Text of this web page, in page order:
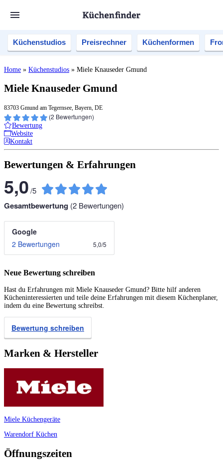
Küchenstudios Preisrechner Küchenformen
Home » Küchenstudios » Miele Knauseder Gmund
Miele Knauseder Gmund
83703 Gmund am Tegernsee, Bayern, DE
(2 Bewertungen)
Bewertung
Website
Kontakt
Bewertungen & Erfahrungen
5,0/5
Gesamtbewertung (2 Bewertungen)
Google
2 Bewertungen
5,0/5
Neue Bewertung schreiben
Hast du Erfahrungen mit Miele Knauseder Gmund? Bitte hilf anderen
Kücheninteressierten und teile deine Erfahrungen mit diesem Küchenplaner,
indem du eine Bewertung schreibst.
Bewertung schreiben
Marken & Hersteller
Miele Küchengeräte
Warendorf Küchen
Öffnungszeiten